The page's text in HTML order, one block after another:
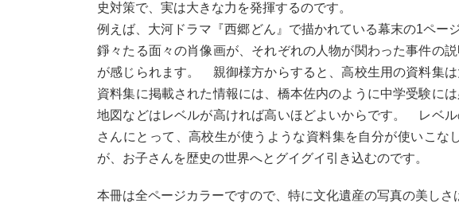
史対策で、実は大きな力を発揮するのです。
例えば、大河ドラマ『西郷どん』で描かれている幕末の1ペー
錚々たる面々の肖像画が、それぞれの人物が関わった事件の
が感じられます。 親御様方からすると、高校生用の資料集
資料集に掲載された情報には、橋本佐内のように中学受験に
地図などはレベルが高ければ高いほどよいからです。 レベ
さんにとって、高校生が使うような資料集を自分が使いこ
が、お子さんを歴史の世界へとグイグイ引き込むのです。
本冊は全ページカラーですので、特に文化遺産の写真の美し